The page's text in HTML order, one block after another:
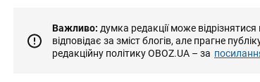
Важливо: думка редакції може
відповідає за зміст блогів, але прагне
редакційну політику OBOZ.UA – за